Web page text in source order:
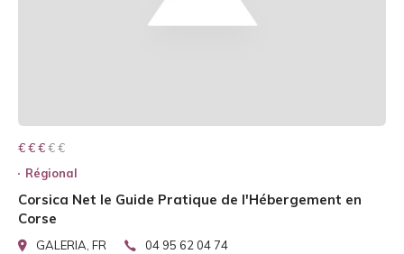
€ € € € €
€ € €
Régional
Corsica Net le Guide Pratique de l'Hébergement en
Corse
GALERIA, FR 04 95 62 04 74